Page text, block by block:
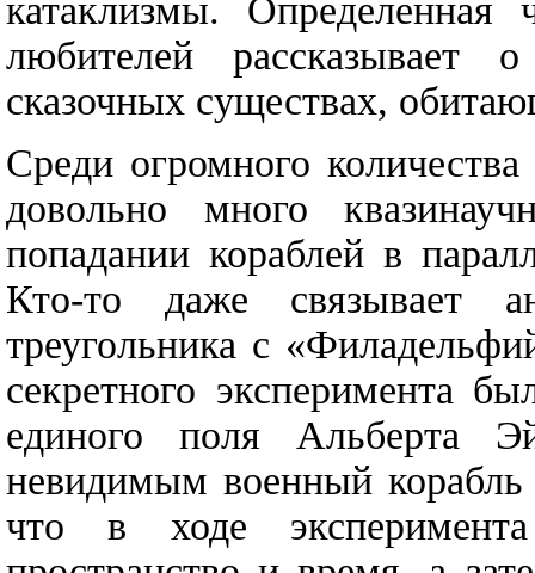
катаклизмы. Определенная
любителей рассказывает
сказочных существах,
Среди огромного количества
довольно много
попадании кораблей в
Кто-то даже связывает
треугольника с
секретного эксперимента
единого поля Альберта
невидимым военный
что в ходе